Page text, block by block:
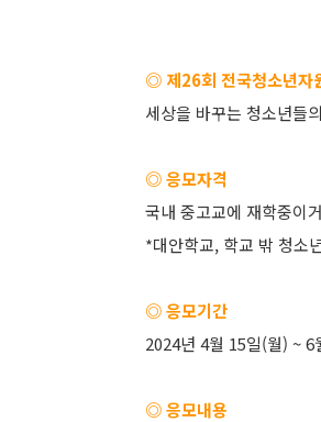
◎ 제26회 전국청소년자
세상을 바꾸는 청소년들
◎ 응모자격
국내 중고교에 재학중이
*대안학교, 학교 밖 청소
◎ 응모기간
2024년 4월 15일(월) ~ 6
◎ 응모내용